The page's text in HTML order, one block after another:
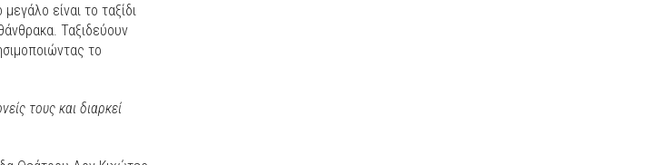
είναι το ταξίδι
Ταξιδεύουν
το
τους και διαρκεί